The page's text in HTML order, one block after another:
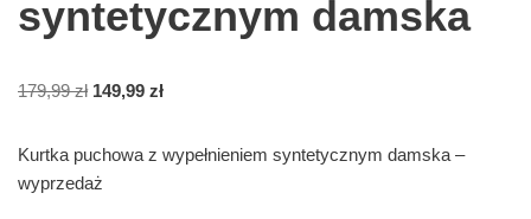
syntetycznym damska
179,99zł 149,99 zł
Kurtka puchowa z wypełnieniem syntetycznym damska –
wyprzedaż